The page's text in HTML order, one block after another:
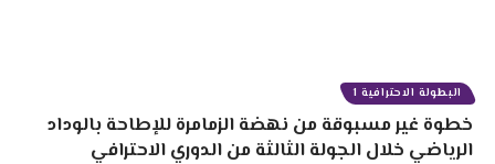
البطولة الاحترافية 1
خطوة غير مسبوقة من نهضة الزمامرة للإطاحة بالوداد
الرياضي خلال الجولة الثالثة من الدوري الاحترافي